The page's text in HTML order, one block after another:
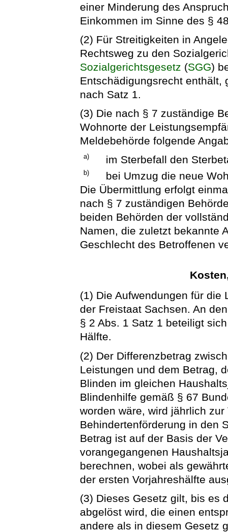
einer Minderung des
Einkommen im Sinne des §
(2) Für Streitigkeiten in
Rechtsweg zu den
Sozialgerichtsgesetz (SGG)
Entschädigungsrecht enthält,
nach Satz 1.
(3) Die nach § 7 zuständige
Wohnorte der
Meldebehörde folgende
a) im Sterbefall den
b)
bei Umzug die neue
Die Übermittlung erfolgt
nach § 7 zuständigen
beiden Behörden der
Namen, die zuletzt bekannte
Geschlecht des Betroffenen
(1) Die Aufwendungen für die
der Freistaat Sachsen. An
§ 2 Abs. 1 Satz 1 beteiligt
Hälfte.
(2) Der Differenzbetrag
Leistungen und dem Betrag,
Blinden im gleichen
Blindenhilfe gemäß § 67
worden wäre, wird jährlich
Behindertenförderung in den
Betrag ist auf der Basis der
vorangegangenen
berechnen, wobei als
der ersten Vorjahreshälfte
(3) Dieses Gesetz gilt, bis es
abgelöst wird, die einen
andere als in diesem Gesetz